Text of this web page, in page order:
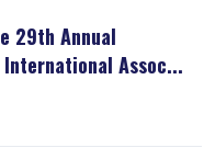
29th Annual
Assoc...